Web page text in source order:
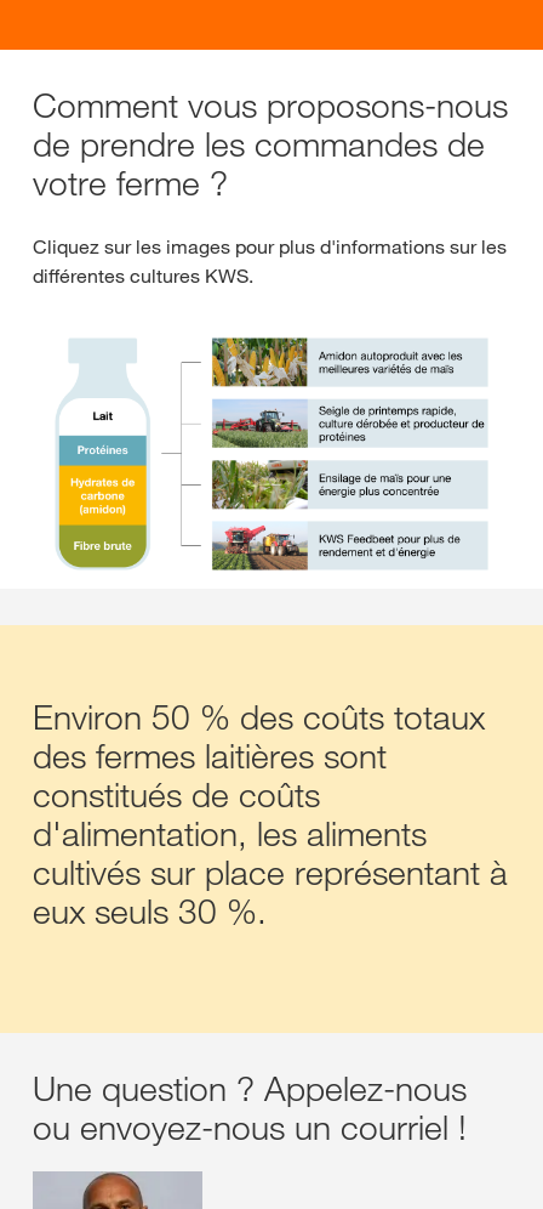
Comment vous proposons-nous
de prendre les commandes de
votre ferme ?
Cliquez sur les images pour plus d'informations sur les
différentes cultures KWS.
Environ 50 % des coûts totaux
des fermes laitières sont
constitués de coûts
d'alimentation, les aliments
cultivés sur place représentant à
eux seuls 30 %.
Une question ? Appelez-nous
ou envoyez-nous un courriel !